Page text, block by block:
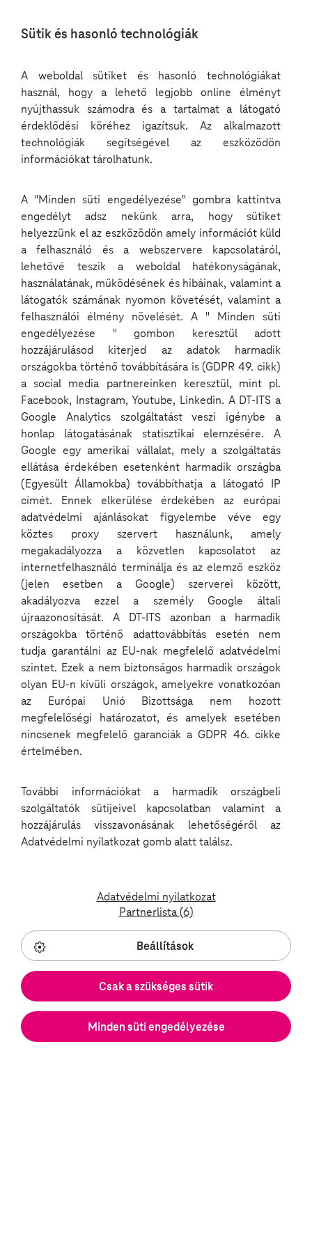
Sütik és hasonló technológiák
A weboldal sütiket és hasonló technológiákat
használ, hogy a lehető legjobb online élményt
nyújthassuk számodra és a tartalmat a látogató
érdeklődési köréhez igazítsuk. Az alkalmazott
technológiák segítségével az eszközödön
információkat tárolhatunk.
A "Minden süti engedélyezése" gombra kattintva
engedélyt adsz nekünk arra, hogy sütiket
helyezzünk el az eszközödön amely információt küld
a felhasználó és a webszervere kapcsolatáról,
lehetővé teszik a weboldal hatékonyságának,
használatának, működésének és hibáinak, valamint a
látogatók számának nyomon követését, valamint a
felhasználói élmény növelését. A " Minden süti
engedélyezése " gombon keresztül adott
hozzájárulásod kiterjed az adatok harmadik
országokba történő továbbítására is (GDPR 49. cikk)
a social media partnereinken keresztül, mint pl.
Facebook, Instagram, Youtube, Linkedin. A DT-ITS a
Google Analytics szolgáltatást veszi igénybe a
honlap látogatásának statisztikai elemzésére. A
Google egy amerikai vállalat, mely a szolgáltatás
ellátása érdekében esetenként harmadik országba
(Egyesült Államokba) továbbíthatja a látogató IP
címét. Ennek elkerülése érdekében az európai
adatvédelmi ajánlásokat figyelembe véve egy
köztes proxy szervert használunk, amely
megakadályozza a közvetlen kapcsolatot az
internetfelhasználó terminálja és az elemző eszköz
(jelen esetben a Google) szerverei között,
akadályozva ezzel a személy Google általi
újraazonosítását. A DT-ITS azonban a harmadik
országokba történő adattovábbítás esetén nem
tudja garantálni az EU-nak megfelelő adatvédelmi
szintet. Ezek a nem biztonságos harmadik országok
olyan EU-n kívüli országok, amelyekre vonatkozóan
az Európai Unió Bizottsága nem hozott
megfelelőségi határozatot, és amelyek esetében
nincsenek megfelelő garanciák a GDPR 46. cikke
értelmében.
További információkat a harmadik országbeli
szolgáltatók sütijeivel kapcsolatban valamint a
hozzájárulás visszavonásának lehetőségéről az
Adatvédelmi nyilatkozat gomb alatt találsz.
Adatvédelmi nyilatkozat
Partnerlista (6)
Beállítások
Csak a szükséges sütik
Minden süti engedélyezése
Magenta Minds
Meetup – Amazon
Pécsen
2025 03 21
Deutsche Telekom IT Solutions Hungarymeghív
téged egy exkluzív üzleti találkozóra, ahol acloud
technológia és AI üzleti hatása
kerül reflektorfénybe!
🎤Kiemelt vendég:Az Amazon AWS képviselője
, aki
megosztja stratégiájukat és tapasztalataikat a
felhőalapú megoldásokról.
📅 Időpont:2025. március 31. | 14:30 – 16:00
📍Helyszín:Deutsche Telekom IT Solutions Hungary,
Pécs
Témák:
AI és cloud gyakorlati alkalmazása
AWS Magyarországon: lehetőségek & jövőkép
Panelbeszélgetés és networking
💡 Kinek szól? IT vezetők, üzleti
döntéshozók, KKV-k képviselői.
További információk az eseményről a meetup.com
-
on!
Hírek, események